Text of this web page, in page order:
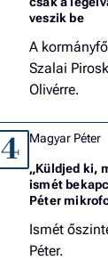
veszik be
A
Szalai
Olivérre.
4 Magyar Péter
„Küldjed ki,
ismét
Péter
Ismét
Péter.